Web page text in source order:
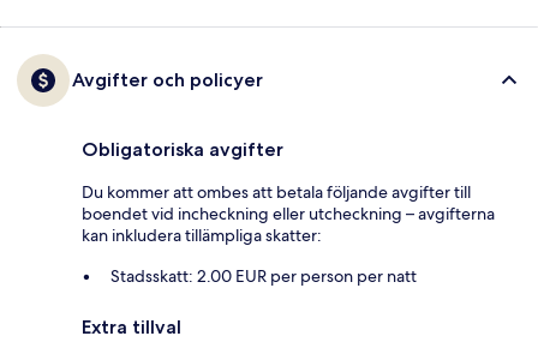
Avgifter och policyer
Obligatoriska avgifter
Du kommer att ombes att betala följande avgifter till
boendet vid incheckning eller utcheckning – avgifterna
kan inkludera tillämpliga skatter:
Stadsskatt: 2.00 EUR per person per natt
Extra tillval